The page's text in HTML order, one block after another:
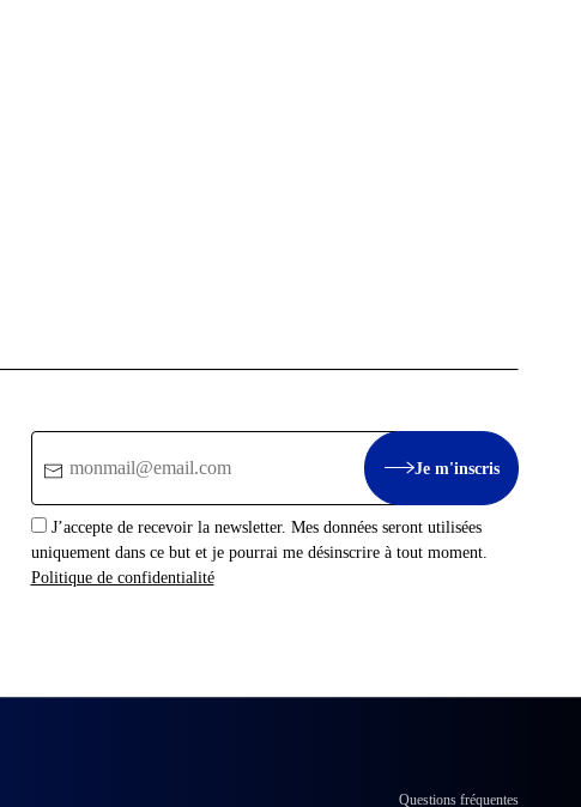
Je m'inscris
J’accepte de recevoir la newsletter. Mes données seront utilisées
uniquement dans ce but et je pourrai me désinscrire à tout moment.
Politique de confidentialité
Questions fréquentes